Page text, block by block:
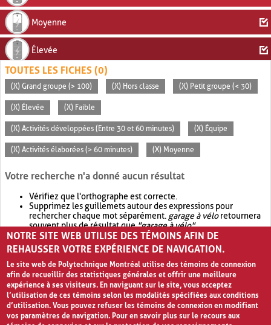
Moyenne
Élevée
TOUTES LES FICHES (0)
(X) Grand groupe (> 100) (X) Hors classe (X) Petit groupe (< 30)
(X) Élevée (X) Faible
(X) Activités développées (Entre 30 et 60 minutes) (X) Équipe
(X) Activités élaborées (> 60 minutes) (X) Moyenne
Votre recherche n'a donné aucun résultat
Vérifiez que l'orthographe est correcte.
Supprimez les guillemets autour des expressions pour
rechercher chaque mot séparément. garage à véloretournera
souvent plus de résultat que"garage à vélo".
Envisagez d'élargir votre recherche avec OR.garage OR vélo
retournera souvent plus de résultat quegarage à vélo
NOTRE SITE WEB UTILISE DES TÉMOINS AFIN DE
REHAUSSER VOTRE EXPÉRIENCE DE NAVIGATION.
Le site web de Polytechnique Montréal utilise des témoins de connexion
afin de recueillir des statistiques générales et offrir une meilleure
expérience à ses visiteurs. En naviguant sur le site, vous acceptez
l’utilisation de ces témoins selon les modalités spécifiées aux conditions
d’utilisation. Vous pouvez refuser les témoins de connexion en modifiant
vos paramètres de navigation. Pour en savoir plus sur le recours aux